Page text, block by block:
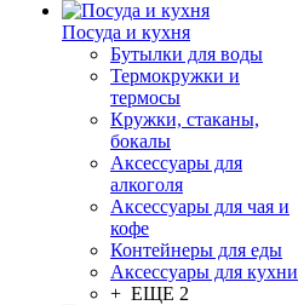
Посуда и кухня
Бутылки для воды
Термокружки и
термосы
Кружки, стаканы,
бокалы
Аксессуары для
алкоголя
Аксессуары для чая и
кофе
Контейнеры для еды
Аксессуары для кухни
+ ЕЩЕ 2